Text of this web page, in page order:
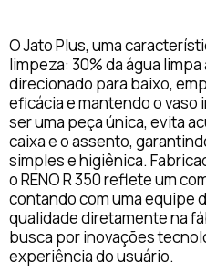
O Jato Plus, uma
limpeza: 30% da água
direcionado para baixo,
eficácia e mantendo o vaso
ser uma peça única, evita
caixa e o assento,
simples e higiênica.
o RENO R 350 reflete um
contando com uma equipe
qualidade diretamente na
busca por inovações
experiência do usuário.